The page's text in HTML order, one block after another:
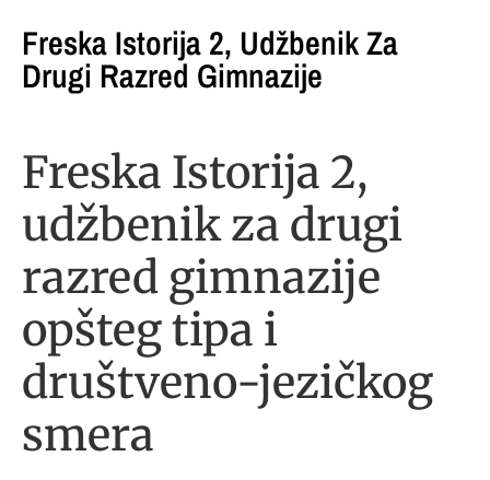
Freska Istorija 2, Udžbenik Za
Drugi Razred Gimnazije
Freska Istorija 2,
udžbenik za drugi
razred gimnazije
opšteg tipa i
društveno-jezičkog
smera